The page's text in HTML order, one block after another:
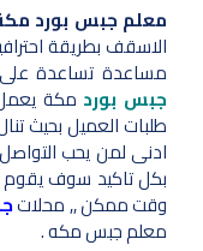
معلم جبس بورد
الاسقف بطريقة
مساعدة تساعدة على
جبس بورد مكة
طلبات العميل بحيث
ادنى لمن يحب
بكل تاكيد سوف يقوم
وقت ممكن ,, محلات
معلم جبس مكه .